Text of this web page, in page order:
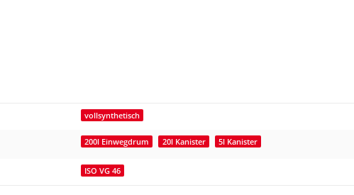
vollsynthetisch
200l Einwegdrum 20l Kanister 5l Kanister
ISO VG 46